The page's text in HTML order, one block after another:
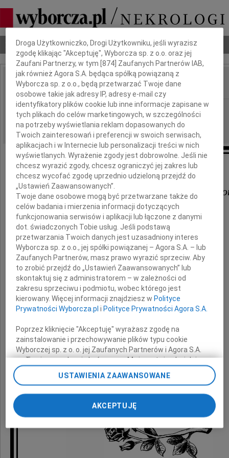
Nekrologi Odeszli Poradnik pogrzebowy
IMIĘ I NAZWISKO:
REGION: Warszawa
DATA EMISJI: 12.09.2009
Krysi Bystrosz i Ewie
wyrazy głębokiego współczucia
z powodu śmierci
Mamy
składają
przyjaciele
z programu "Jaka to melodia"
Dbamy o Twoją prywatność
Droga Użytkowniczko, Drogi Użytkowniku, jeśli wyrazisz
zgodę klikając "Akceptuję", Wyborcza sp. z o.o. oraz jej
Zaufani Partnerzy, w tym [874 ] Zaufanych Partnerów IAB,
jak również Agora S.A. będąca spółką powiązaną z
Wyborcza sp. z o.o., będą przetwarzać Twoje dane
osobowe takie jak adresy IP, adresy e-mail czy
identyfikatory plików cookie lub inne informacje zapisane w
tych plikach do celów marketingowych, w szczególności
na potrzeby wyświetlania reklam dopasowanych do
Twoich zainteresowań i preferencji w swoich serwisach,
aplikacjach i w Internecie lub personalizacji treści w nich
wyświetlanych. Wyrażenie zgody jest dobrowolne. Jeśli nie
chcesz wyrazić zgody, chcesz ograniczyć jej zakres lub
chcesz wycofać zgodę uprzednio udzieloną przejdź do
„Ustawień Zaawansowanych”.
Twoje dane osobowe mogą być przetwarzane także do
celów badania i mierzenia informacji dotyczących
funkcjonowania serwisów i aplikacji lub łączone z danymi
dot. świadczonych Tobie usług. Jeśli podstawą
przetwarzania Twoich danych jest uzasadniony interes
Wyborcza sp. z o.o., jej spółki powiązanej – Agora S.A. – lub
Zaufanych Partnerów, masz prawo wyrazić sprzeciw. Aby
to zrobić przejdź do „Ustawień Zaawansowanych” lub
skontaktuj się z administratorem – w zależności od
zakresu sprzeciwu i podmiotu, wobec którego jest
kierowany. Więcej informacji znajdziesz w Polityce
Prywatności Wyborcza.pl i Polityce Prywatności Agora S.A.
Poprzez kliknięcie "Akceptuję" wyrażasz zgodę na
zainstalowanie i przechowywanie plików typu cookie
Wyborczej sp. z o. o. jej Zaufanych Partnerów i Agora S.A.
na Twoim urządzeniu końcowym. Możesz też w każdej
chwili zmienić swoje preferencje dot. plików cookie,
ponownie wywołując narzędzie do zarządzania Twoimi
odnośnik „Ustawienia prywatności” w stopce serwisu i
przechodząc do sekcji „Ustawienia zaawansowane”.
pomocą ustawień przeglądarki.
My, nasi Zaufani Partnerzy i Agora S.A. możemy
USTAWIENIA ZAAWANSOWANE
AKCEPTUJĘ